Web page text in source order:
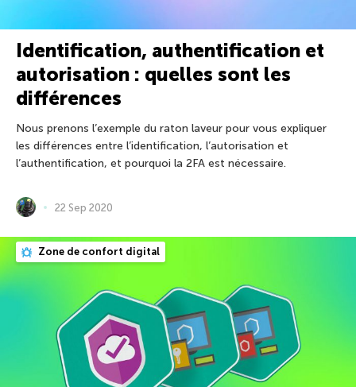
Identification, authentification et
autorisation : quelles sont les
différences
Nous prenons l’exemple du raton laveur pour vous expliquer
les différences entre l’identification, l’autorisation et
l’authentification, et pourquoi la 2FA est nécessaire.
22 Sep 2020
Zone de confort digital